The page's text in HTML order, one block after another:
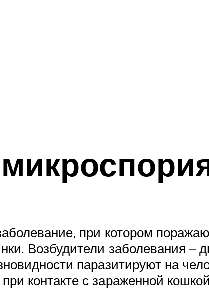
при котором
Возбудители заболевания
паразитируют на
контакте с зараженной